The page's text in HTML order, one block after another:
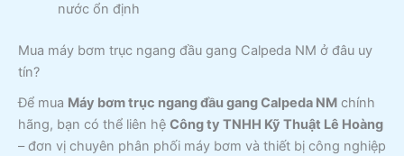
nước ổn định
Mua máy bơm trục ngang đầu gang Calpeda NM ở đâu uy
tín?
Để mua Máy bơm trục ngang đầu gang Calpeda NM chính
hãng, bạn có thể liên hệ Công ty TNHH Kỹ Thuật Lê Hoàng
– đơn vị chuyên phân phối máy bơm và thiết bị công nghiệp